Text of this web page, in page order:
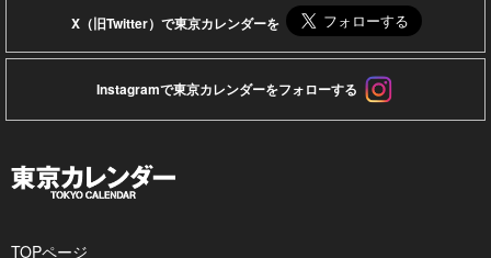
X（旧Twitter）で東京カレンダーを
Instagramで東京カレンダーをフォローする
TOPページ